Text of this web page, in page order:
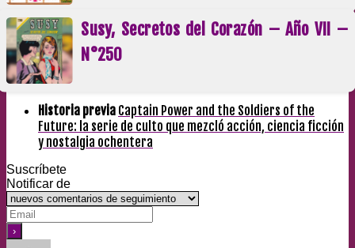
Susy, Secretos del Corazón – Año VII –
N°250
Historia previa Captain Power and the Soldiers of the
Future: la serie de culto que mezcló acción, ciencia ficción
y nostalgia ochentera
Suscríbete
Notificar de